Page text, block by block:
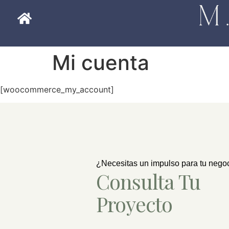
Mi cuenta
[woocommerce_my_account]
¿Necesitas un impulso para tu
Consulta Tu
Proyecto